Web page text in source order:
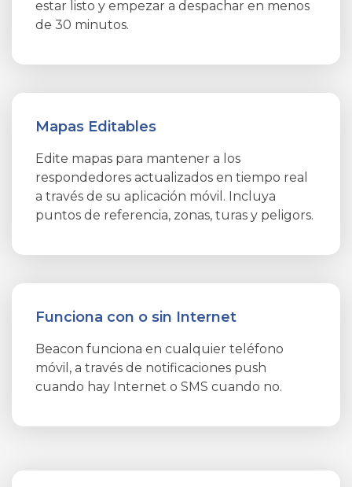
estar listo y empezar a despachar en menos
de 30 minutos.
Mapas Editables
Edite mapas para mantener a los
respondedores actualizados en tiempo real
a través de su aplicación móvil. Incluya
puntos de referencia, zonas, turas y peligors.
Funciona con o sin Internet
Beacon funciona en cualquier teléfono
móvil, a través de notificaciones push
cuando hay Internet o SMS cuando no.